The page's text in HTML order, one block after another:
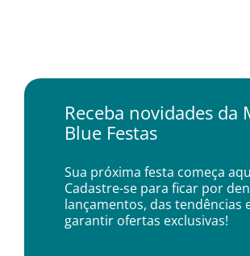
Receba novidades da
Blue Festas
Sua próxima festa começa
Cadastre-se para ficar por
lançamentos, das tendências
garantir ofertas exclusivas!